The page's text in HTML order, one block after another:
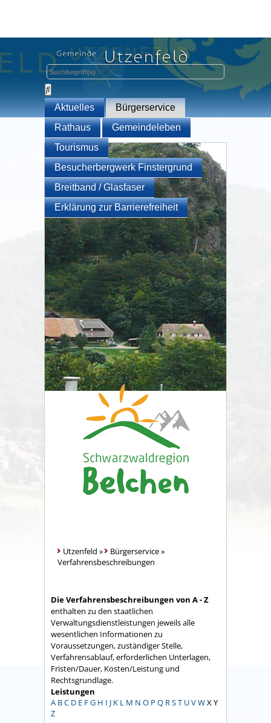
Aktuelles
Bürgerservice
Rathaus
Gemeindeleben
Tourismus
Besucherbergwerk Finstergrund
Breitband / Glasfaser
Erklärung zur Barrierefreiheit
Utzenfeld » Bürgerservice»
Verfahrensbeschreibungen
Die Verfahrensbeschreibungen von A - Z
enthalten zu den staatlichen
Verwaltungsdienstleistungen jeweils alle
wesentlichen Informationen zu
Voraussetzungen, zuständiger Stelle,
Verfahrensablauf, erforderlichen Unterlagen,
Fristen/Dauer, Kosten/Leistung und
Rechtsgrundlage.
Leistungen
A BC D E FG H I J K L M N O P Q RST UVWX Y
Z